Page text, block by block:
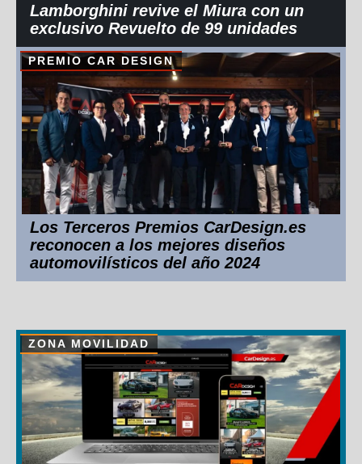
Lamborghini revive el Miura con un
exclusivo Revuelto de 99 unidades
PREMIO CAR DESIGN
Los Terceros Premios CarDesign.es
reconocen a los mejores diseños
automovilísticos del año 2024
ZONA MOVILIDAD